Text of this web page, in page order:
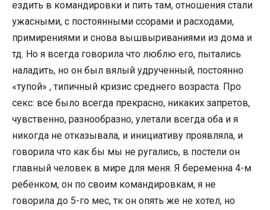
ездить в командировки и пить там, отношения стали
ужасными, с постоянными ссорами и расходами,
примирениями и снова вышвыриваниями из дома и
тд. Но я всегда говорила что люблю его, пытались
наладить, но он был вялый удрученный, постоянно
«тупой» , типичный кризис среднего возраста. Про
секс: все было всегда прекрасно, никаких запретов,
чувственно, разнообразно, улетали всегда оба и я
никогда не отказывала, и инициативу проявляла, и
говорила что как бы мы не ругались, в постели он
главный человек в мире для меня. Я беременна 4-м
ребёнком, он по своим командировкам, я не
говорила до 5-го мес, тк он опять же не хотел, но